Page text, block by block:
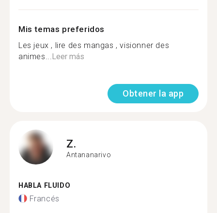
Mis temas preferidos
Les jeux , lire des mangas , visionner des
animes...Leer más
Obtener la app
Z.
Antananarivo
HABLA FLUIDO
Francés